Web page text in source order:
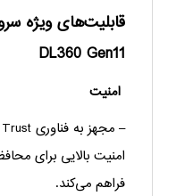
DL360 Gen11
امنیت
امنیت بالایی برای
فراهم می‌کند.